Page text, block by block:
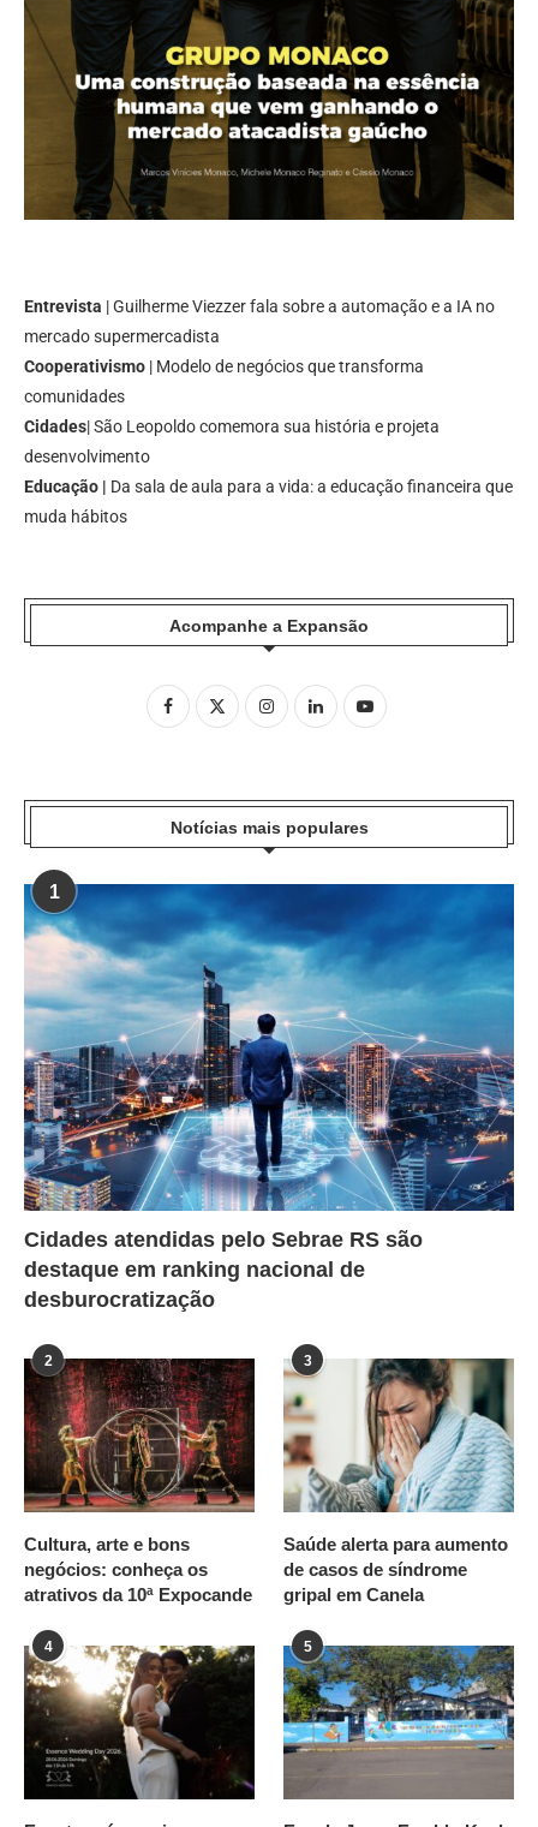
Entrevista | Guilherme Viezzer fala sobre a automação e a IA no
mercado supermercadista
Cooperativismo | Modelo de negócios que transforma
comunidades
Cidades| São Leopoldo comemora sua história e projeta
desenvolvimento
Educação | Da sala de aula para a vida: a educação financeira que
muda hábitos
Acompanhe a Expansão
Notícias mais populares
1
Cidades atendidas pelo Sebrae RS são
destaque em ranking nacional de
desburocratização
2
Cultura, arte e bons
negócios: conheça os
atrativos da 10ª Expocande
3
Saúde alerta para aumento
de casos de síndrome
gripal em Canela
4 5